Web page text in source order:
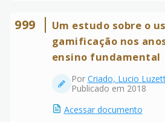
999
Um estudo sobre o
gamificação nos
ensino fundamental
Por Criado, Lucio
Publicado em 2018
Acessar documento